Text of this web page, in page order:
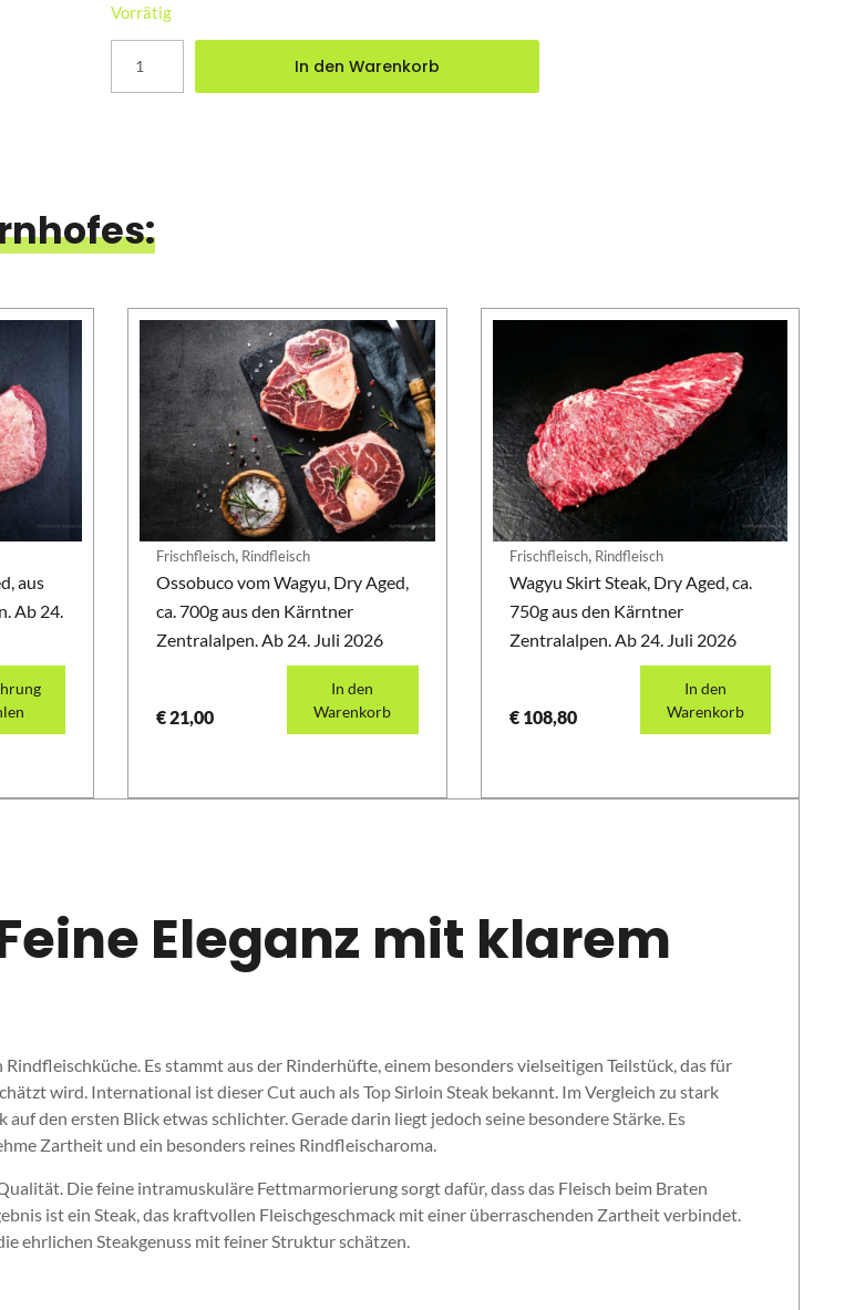
Vorrätig
In den Warenkorb
aus
Ab 24.
Frischfleisch, Rindfleisch
Ossobuco vom Wagyu, Dry Aged,
ca. 700g aus den Kärntner
Zentralalpen. Ab 24. Juli 2026
€21,00
In den
Warenkorb
Frischfleisch, Rindfleisch
Wagyu Skirt Steak, Dry Aged, ca.
750g aus den Kärntner
Zentralalpen. Ab 24. Juli 2026
€108,80
In den
Warenkorb
Eleganz mit klarem
Es stammt aus der Rinderhüfte, einem besonders vielseitigen Teilstück, das für
wird. International ist dieser Cut auch als Top Sirloin Steak bekannt. Im Vergleich zu stark
den ersten Blick etwas schlichter. Gerade darin liegt jedoch seine besondere Stärke. Es
Zartheit und ein besonders reines Rindfleischaroma.
Die feine intramuskuläre Fettmarmorierung sorgt dafür, dass das Fleisch beim Braten
ist ein Steak, das kraftvollen Fleischgeschmack mit einer überraschenden Zartheit verbindet.
ehrlichen Steakgenuss mit feiner Struktur schätzen.